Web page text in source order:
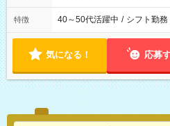
特徴 40～50代活躍中 / シフト勤務
気になる！ 応募